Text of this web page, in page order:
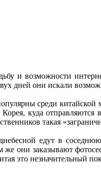
и возможности
дней они искали
среди
куда
такая
едут в
же они заказывают
это незначительный